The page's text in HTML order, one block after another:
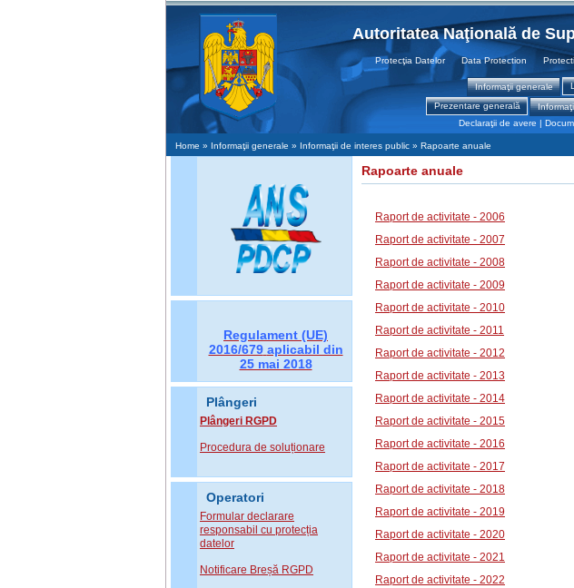
Autoritatea Naţională de
Protecţia Datelor Data Protection Protection
Informaţii generale
Prezentare generală
Declaraţii de avere |
Home » Informaţii generale » Informaţii de interes public » Rapoarte anuale
Regulament (UE)
2016/679 aplicabil din
25 mai 2018
Plângeri
Plângeri RGPD
Procedura de soluționare
Operatori
Formular declarare
responsabil cu protecția
datelor
Notificare Breșă RGPD
Rapoarte anuale
Raport de activitate - 2006
Raport de activitate - 2007
Raport de activitate - 2008
Raport de activitate - 2009
Raport de activitate - 2010
Raport de activitate - 2011
Raport de activitate - 2012
Raport de activitate - 2013
Raport de activitate - 2014
Raport de activitate - 2015
Raport de activitate - 2016
Raport de activitate - 2017
Raport de activitate - 2018
Raport de activitate - 2019
Raport de activitate - 2020
Raport de activitate - 2021
Raport de activitate - 2022